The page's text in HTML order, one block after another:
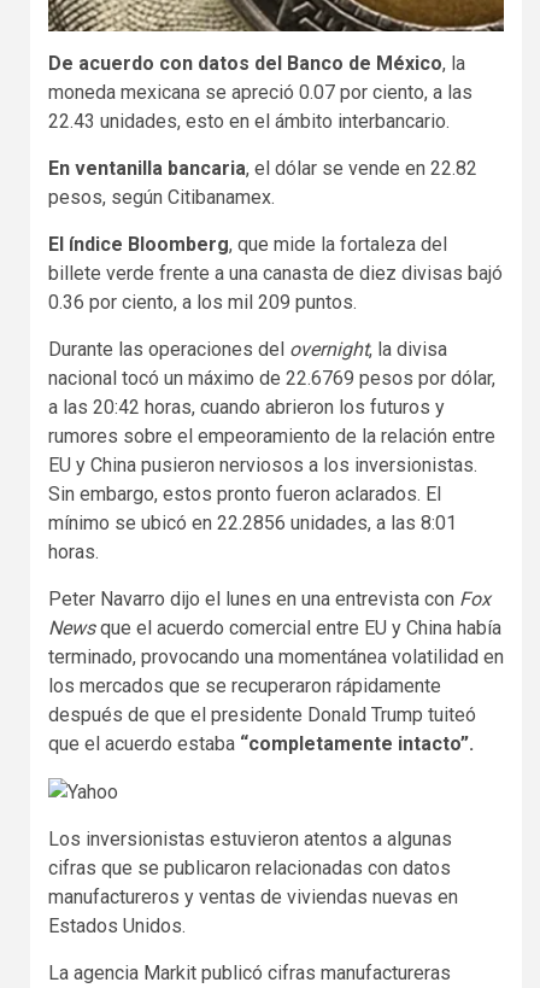
De acuerdo con datos del Banco de México, la
moneda mexicana se apreció 0.07 por ciento, a las
22.43 unidades, esto en el ámbito interbancario.
En ventanilla bancaria, el dólar se vende en 22.82
pesos, según Citibanamex.
El índice Bloomberg, que mide la fortaleza del
billete verde frente a una canasta de diez divisas bajó
0.36 por ciento, a los mil 209 puntos.
Durante las operaciones del overnight, la divisa
nacional tocó un máximo de 22.6769 pesos por dólar,
a las 20:42 horas, cuando abrieron los futuros y
rumores sobre el empeoramiento de la relación entre
EU y China pusieron nerviosos a los inversionistas.
Sin embargo, estos pronto fueron aclarados. El
mínimo se ubicó en 22.2856 unidades, a las 8:01
horas.
Peter Navarro dijo el lunes en una entrevista con Fox
Newsque el acuerdo comercial entre EU y China había
terminado, provocando una momentánea volatilidad en
los mercados que se recuperaron rápidamente
después de que el presidente Donald Trump tuiteó
que el acuerdo estaba “completamente intacto”.
Los inversionistas estuvieron atentos a algunas
cifras que se publicaron relacionadas con datos
manufactureros y ventas de viviendas nuevas en
Estados Unidos.
La agencia Markit publicó cifras manufactureras